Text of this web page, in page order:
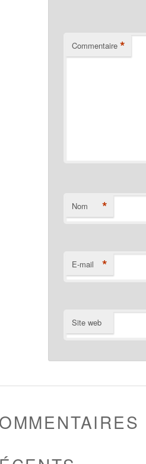
Commentaire *
Nom *
E-mail *
Site web